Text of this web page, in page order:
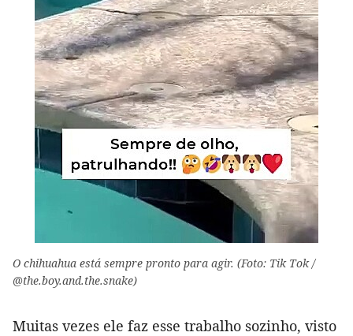
O chihuahua está sempre pronto para agir. (Foto: Tik Tok /
@the.boy.and.the.snake)
Muitas vezes ele faz esse trabalho sozinho, visto